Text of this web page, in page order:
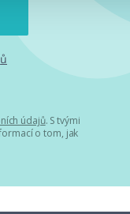
údajů. S tvými
o tom, jak